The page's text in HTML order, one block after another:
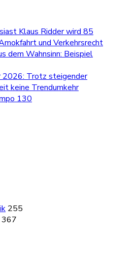
Klaus Ridder wird 85
und Verkehrsrecht
dem Wahnsinn: Beispiel
2026: Trotz steigender
keine Trendumkehr
130
255
367